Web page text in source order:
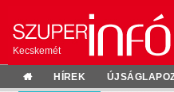
Kecskemét
HÍREK